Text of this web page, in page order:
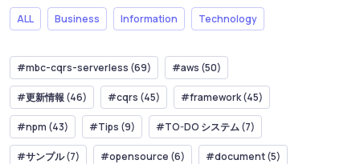
ALL Business Information Technology
#mbc-cqrs-serverless (69) #aws (50)
#更新情報 (46) #cqrs (45) #framework (45)
#npm (43) #Tips (9) #TO-DO システム (7)
#サンプル (7) #opensource (6) #document (5)